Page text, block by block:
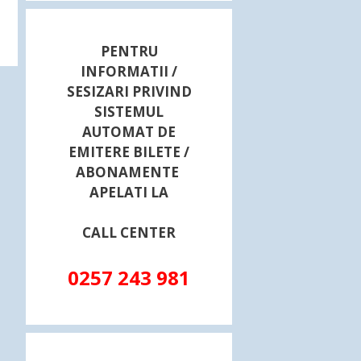
PENTRU
INFORMATII /
SESIZARI PRIVIND
SISTEMUL
AUTOMAT DE
EMITERE BILETE /
ABONAMENTE
APELATI LA
CALL CENTER
0257 243 981